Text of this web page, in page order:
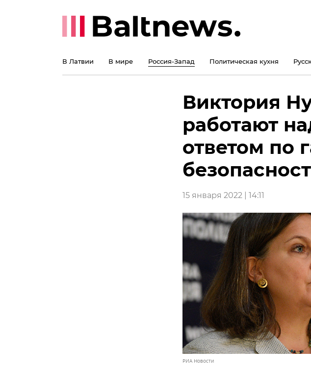
В Латвии В мире Россия-Запад Политическая кухня
Виктория
работают
ответом по
15 января 2022 | 14:11
РИА Новости